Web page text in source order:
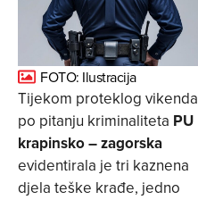
FOTO: Ilustracija
Tijekom proteklog vikenda
po pitanju kriminaliteta PU
krapinsko – zagorska
evidentirala je tri kaznena
djela teške krađe, jedno